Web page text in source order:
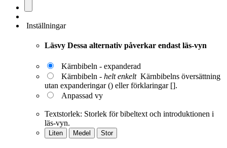
Inställningar
Läsvy Dessa alternativ påverkar endast läs-vyn
Kärnbibeln - expanderad
Kärnbibeln - helt enkelt Kärnbibelns översättning
utan expanderingar () eller förklaringar [].
Anpassad vy
Textstorlek: Storlek för bibeltext och introduktionen i
läs-vyn.
Liten Medel Stor